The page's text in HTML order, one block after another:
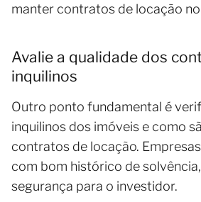
manter contratos de locação
Avalie a qualidade dos
inquilinos
Outro ponto fundamental é
inquilinos dos imóveis e como
contratos de locação.
com bom histórico de
segurança para o investidor.